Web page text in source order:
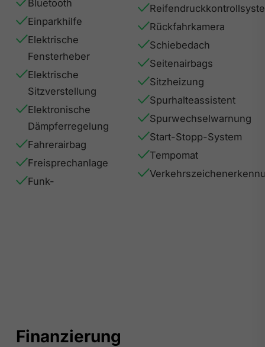
Bluetooth
Einparkhilfe
Elektrische
Fensterheber
Elektrische
Sitzverstellung
Elektronische
Dämpferregelung
Fahrerairbag
Freisprechanlage
Funk-
Rückfahrkamera
Schiebedach
Seitenairbags
Sitzheizung
Spurhalteassistent
Spurwechselwarnung
Start-Stopp-System
Tempomat
Finanzierung